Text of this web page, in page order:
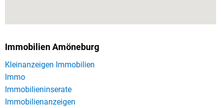
Immobilien Amöneburg
Kleinanzeigen Immobilien
Immo
Immobilieninserate
Immobilienanzeigen